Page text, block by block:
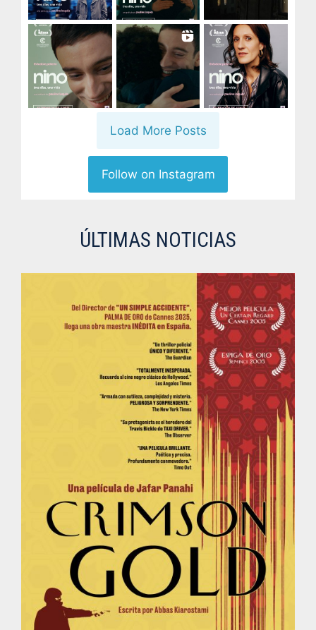
Load More Posts
Follow on Instagram
ÚLTIMAS NOTICIAS